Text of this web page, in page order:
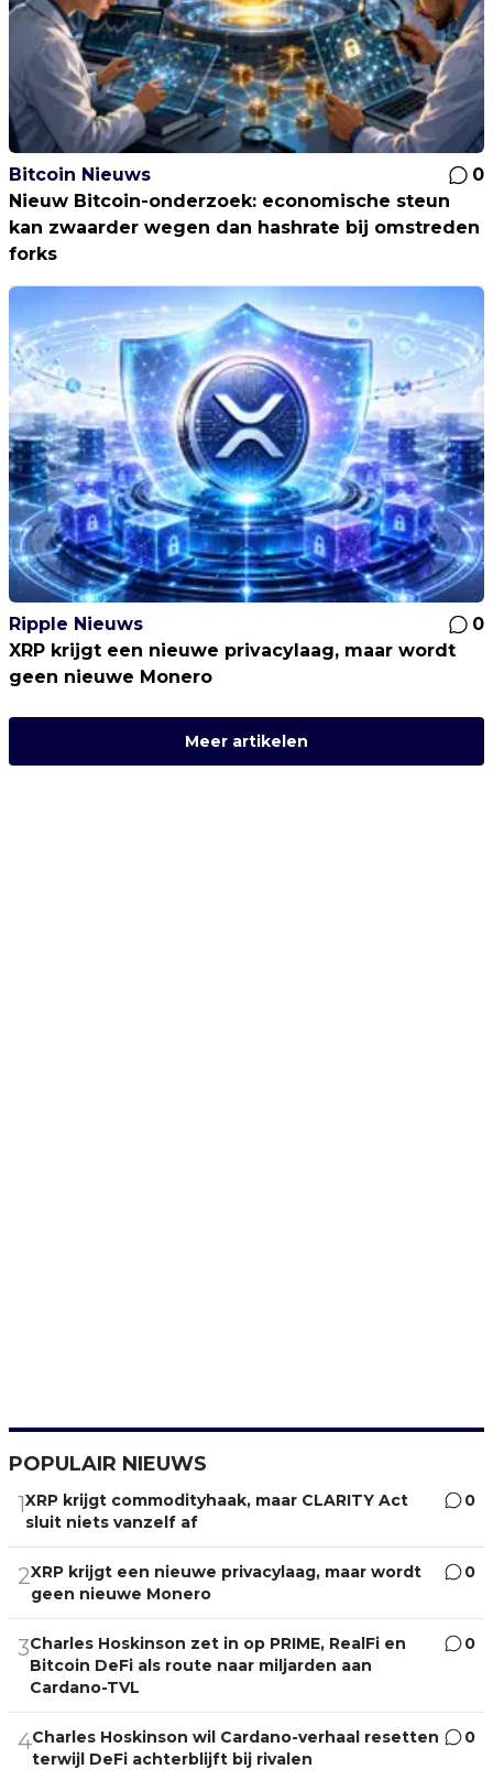
Bitcoin Nieuws
0
Nieuw Bitcoin-onderzoek: economische steun
kan zwaarder wegen dan hashrate bij omstreden
forks
Ripple Nieuws
0
XRP krijgt een nieuwe privacylaag, maar wordt
geen nieuwe Monero
Meer artikelen
POPULAIR NIEUWS
1XRP krijgt commodityhaak, maar CLARITY Act
sluit niets vanzelf af
0
2XRP krijgt een nieuwe privacylaag, maar wordt
geen nieuwe Monero
0
3Charles Hoskinson zet in op PRIME, RealFi en
Bitcoin DeFi als route naar miljarden aan
Cardano-TVL
0
4Charles Hoskinson wil Cardano-verhaal resetten
terwijl DeFi achterblijft bij rivalen
0